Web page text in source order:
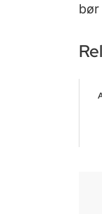
bør